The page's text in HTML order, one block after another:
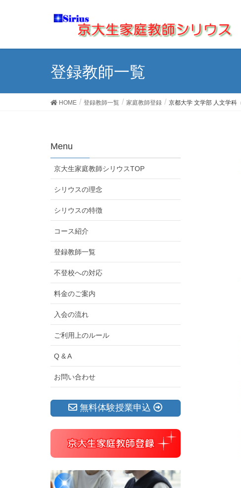
登録教師一覧
HOME 登録教師一覧 家庭教師登録 京都大学 文学部 人文学科
Menu
京大生家庭教師シリウスTOP
シリウスの理念
シリウスの特徴
コース紹介
登録教師一覧
不登校への対応
料金のご案内
入会の流れ
ご利用上のルール
Q & A
お問い合わせ
無料体験授業申込